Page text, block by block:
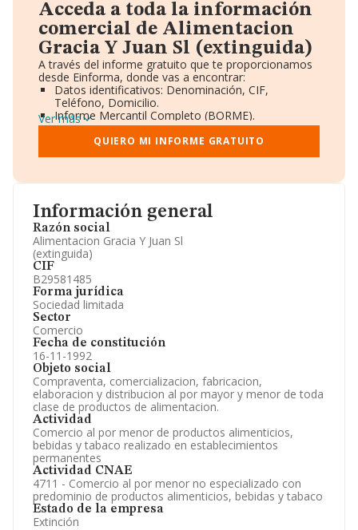
Información general
Razón social
Alimentacion Gracia Y Juan Sl
(extinguida)
CIF
B29581485
Forma jurídica
Sociedad limitada
Sector
Comercio
Fecha de constitución
16-11-1992
Objeto social
Compraventa, comercializacion, fabricacion,
elaboracion y distribucion al por mayor y menor de toda
clase de productos de alimentacion.
Actividad
Comercio al por menor de productos alimenticios,
bebidas y tabaco realizado en establecimientos
permanentes
Actividad CNAE
4711 - Comercio al por menor no especializado con
predominio de productos alimenticios, bebidas y tabaco
Estado de la empresa
Extinción
Acceda a toda la información
comercial de Alimentacion
Gracia Y Juan Sl (extinguida)
A través del informe gratuito que te proporcionamos
desde Einforma, donde vas a encontrar:
Datos identificativos: Denominación, CIF,
Teléfono, Domicilio.
Informe Mercantil Completo (BORME).
Gráficos de Evolución Ventas y Empleados.
Consejo de Administración y Administradores.
Directivos y Ejecutivos.
Información oficial y registral complementaria.
Ver más
QUIERO MI INFORME GRATUITO